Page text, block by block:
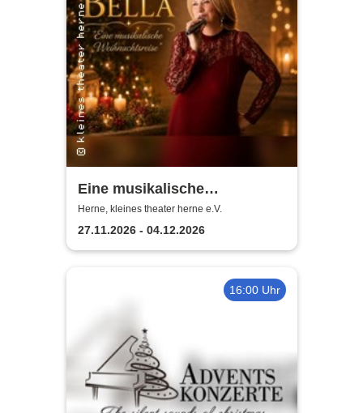
Eine musikalische
Weihnachtsreise - Bella |
Kleines Theater Herne
Herne, kleines theater herne e.V.
27.11.2026 - 04.12.2026
16:00 Uhr